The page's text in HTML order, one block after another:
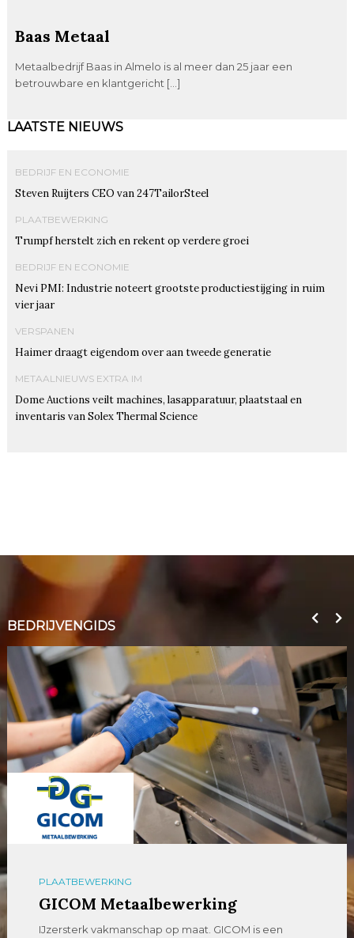
Baas Metaal
Metaalbedrijf Baas in Almelo is al meer dan 25 jaar een
betrouwbare en klantgericht […]
LAATSTE NIEUWS
BEDRIJF EN ECONOMIE
Steven Ruijters CEO van 247TailorSteel
PLAATBEWERKING
Trumpf herstelt zich en rekent op verdere groei
BEDRIJF EN ECONOMIE
Nevi PMI: Industrie noteert grootste productiestijging in ruim
vier jaar
VERSPANEN
Haimer draagt eigendom over aan tweede generatie
METAALNIEUWS EXTRA IM
Dome Auctions veilt machines, lasapparatuur, plaatstaal en
inventaris van Solex Thermal Science
BEDRIJVENGIDS
PLAATBEWERKING
GICOM Metaalbewerking
IJzersterk vakmanschap op maat. GICOM is een